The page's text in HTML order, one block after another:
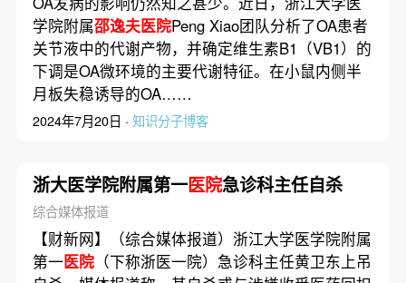
学院附属邵逸夫医院Peng Xiao团队分析了OA患者
关节液中的代谢产物，并确定维生素B1（VB1）的
下调是OA微环境的主要代谢特征。在小鼠内侧半
月板失稳诱导的OA……
2024年7月20日 · 知识分子博客
浙大医学院附属第一医院急诊科主任自杀
综合媒体报道
【财新网】（综合媒体报道）浙江大学医学院附属
第一医院（下称浙医一院）急诊科主任黄卫东上吊